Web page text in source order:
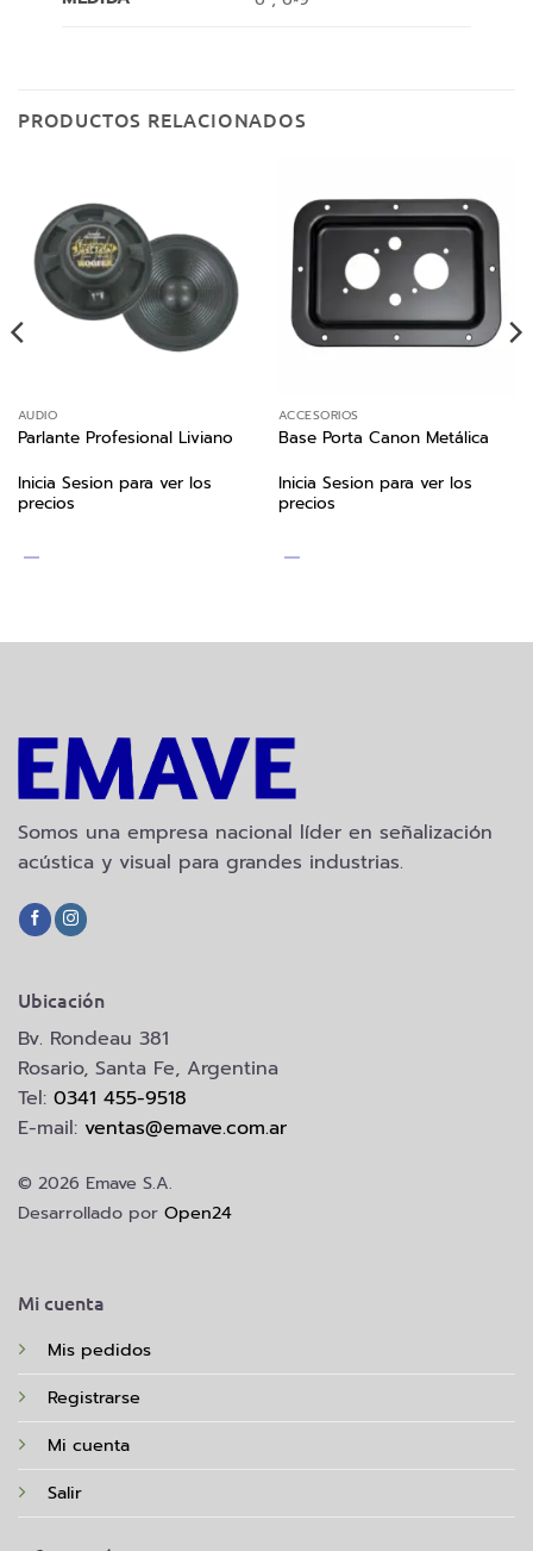
PRODUCTOS RELACIONADOS
AUDIO
Parlante Profesional Liviano
Inicia Sesion para ver los
precios
ACCESORIOS
Base Porta Canon Metálica
Inicia Sesion para ver los
precios
Somos una empresa nacional líder en señalización
acústica y visual para grandes industrias.
Mi cuenta
Mis pedidos
Registrarse
Mi cuenta
Salir
Ubicación
Bv. Rondeau 381
Rosario, Santa Fe, Argentina
Tel: 0341 455-9518
E-mail: ventas@emave.com.ar
© 2026 Emave S.A.
Desarrollado por Open24